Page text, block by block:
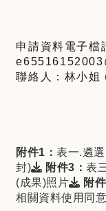
申請資料電子檔
聯絡人：林小姐
附件1：表一.遴
封)
下載檔案：
附件3：表
(成果)照片
下載
附
相關資料使用同